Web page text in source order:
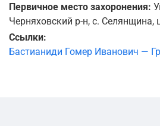
Первичное место захоронения:
Черняховский р-н, с. Селянщина,
Ссылки:
Бастианиди Гомер Иванович —